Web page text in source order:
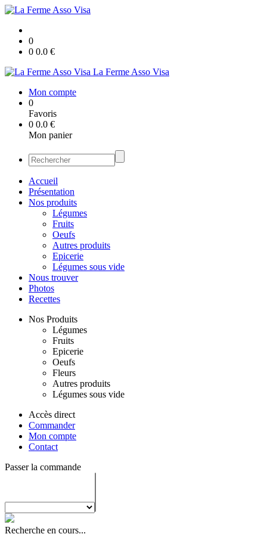
0
0 0.0 €
La Ferme Asso Visa
Mon compte
0
Favoris
0 0.0 €
Mon panier
Accueil
Présentation
Nos produits
Légumes
Fruits
Oeufs
Autres produits
Epicerie
Légumes sous vide
Nous trouver
Photos
Recettes
Nos Produits
Légumes
Fruits
Epicerie
Oeufs
Fleurs
Autres produits
Légumes sous vide
Accès direct
Commander
Mon compte
Contact
Passer la commande
Recherche en cours...